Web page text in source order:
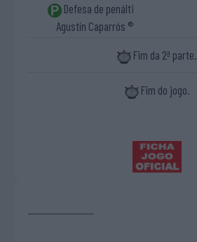
Defesa de penálti
Agustín Caparrós ®
Fim da 2ª parte.
Fim do jogo.